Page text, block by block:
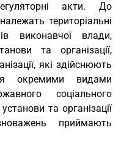
акти. До
територіальні
виконавчої влади,
та організації,
які здійснюють
окремими видами
соціального
та організації
приймають